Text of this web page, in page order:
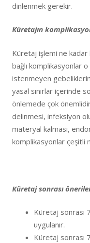
dinlenmek gerekir.
Küretajın
Küretaj işlemi ne kadar
bağlı komplikasyonlar
istenmeyen
yasal sınırlar içerinde
önlemede çok
delinmesi, infeksiyon
materyal kalması,
komplikasyonlar çeşitli
Küretaj sonrası
Küretaj sonrası
uygulanır.
Küretaj sonrası